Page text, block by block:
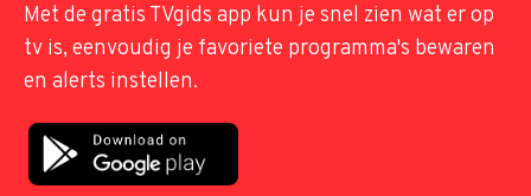
Met de gratis TVgids app kun je snel zien wat er op
tv is, eenvoudig je favoriete programma's bewaren
en alerts instellen.